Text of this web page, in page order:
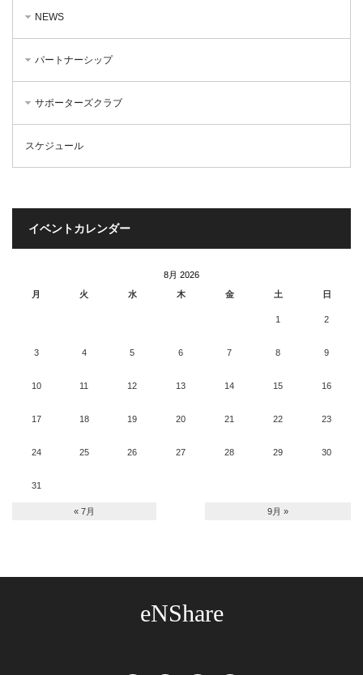
NEWS
パートナーシップ
サポーターズクラブ
スケジュール
イベントカレンダー
8月 2026
月
火 水 木 金 土 日
1 2
3 4 5 6 7 8 9
10 11 12 13 14 15 16
17 18 19 20 21 22 23
24 25 26 27 28 29 30
31
« 7月 9月 »
eNShare